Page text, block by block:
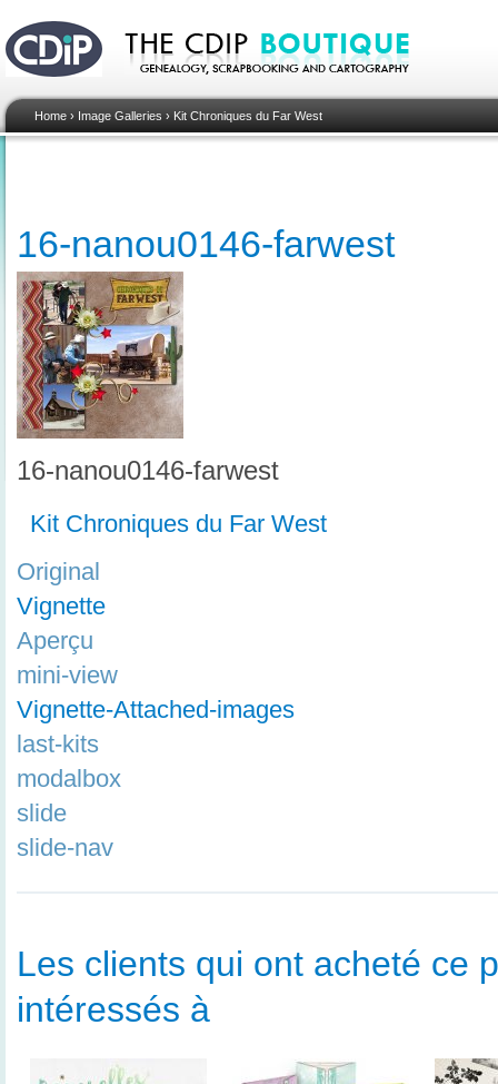
Home › Image Galleries › Kit Chroniques du Far West
16-nanou0146-farwest
16-nanou0146-farwest
Kit Chroniques du Far West
Original
Vignette
Aperçu
mini-view
Vignette-Attached-images
last-kits
modalbox
slide
slide-nav
Les clients qui ont acheté ce
intéressés à